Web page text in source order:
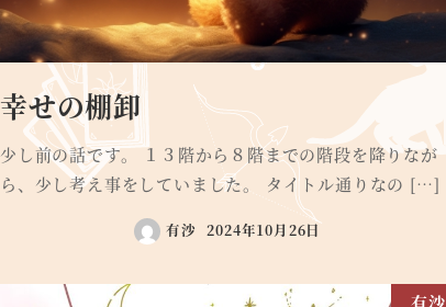
幸せの棚卸
少し前の話です。 １３階から８階までの階段を降りなが
ら、少し考え事をしていました。 タイトル通りなの […]
有沙 2024年10月26日
有沙